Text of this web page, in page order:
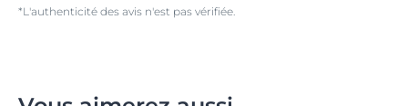
*L'authenticité des avis n'est pas vérifiée.